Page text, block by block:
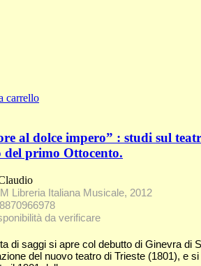
carrello
al dolce impero” : studi sul
del primo Ottocento.
Libreria Italiana Musicale, 2012
da verificare
di saggi si apre col debutto di Ginevra di
del nuovo teatro di Trieste (1801), e